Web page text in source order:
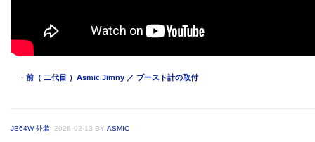
・ 前（ 二代目 ）Asmic Jimny ／ ブースト計の取付
JB64W 外装 2026-02-13 BY ASMIC